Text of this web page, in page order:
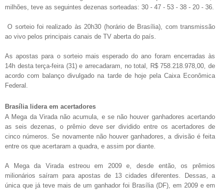
milhões, teve as seguintes dezenas sorteadas: 30 - 47 - 53 - 38 - 20 - 36.
O sorteio foi realizado às 20h30 (horário de Brasília), com transmissão
ao vivo pelos principais canais de TV aberta do país.
As apostas para o sorteio mais esperado do ano foram encerradas às
14h desta terça-feira (31) e arrecadaram, no total, R$ 758.218.978,00, de
acordo com balanço divulgado na tarde de hoje pela Caixa Econômica
Federal.
Brasília lidera em acertadores
A Mega da Virada não acumula, e se não houver ganhadores acertando
as seis dezenas, o prêmio deve ser dividido entre os acertadores de
cinco números. Se novamente não houver ganhadores, a divisão é feita
entre os que acertaram a quadra, e assim por diante.
A Mega da Virada estreou em 2009 e, desde então, os prêmios
milionários saíram para apostas de 13 cidades diferentes. Dessas, a
única que já teve mais de um ganhador foi Brasília (DF), em 2009 e em